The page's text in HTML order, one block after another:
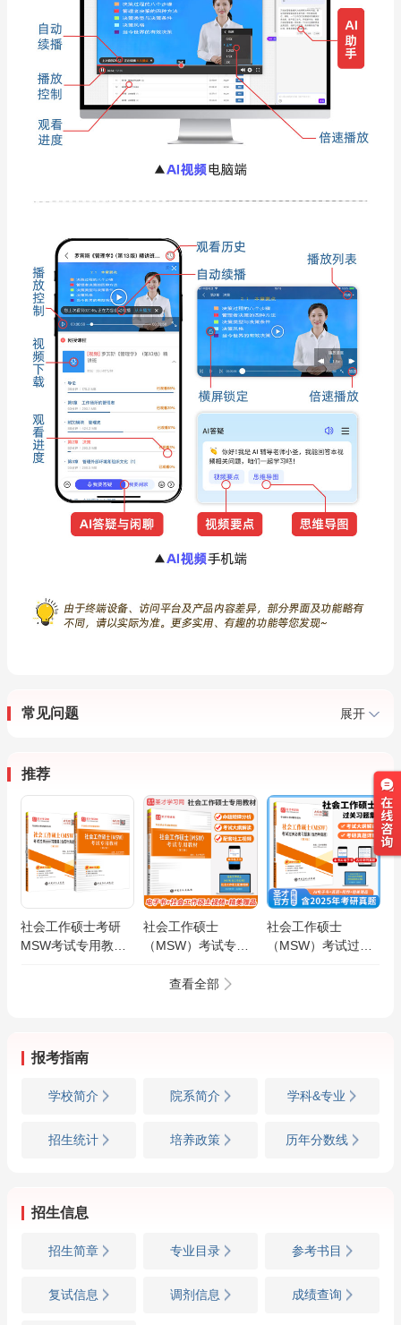
常见问题 展开
推荐
社会工作硕士考研
MSW考试专用教材
社会工作硕士
（MSW）考试专用
社会工作硕士
（MSW）考试过关
查看全部
报考指南
学校简介 院系简介 学科&专业
招生统计 培养政策 历年分数线
招生信息
招生简章 专业目录 参考书目
复试信息 调剂信息 成绩查询